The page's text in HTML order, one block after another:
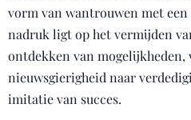
vorm van wantrouwen met een
nadruk ligt op het vermijden
ontdekken van mogelijkheden,
nieuwsgierigheid naar
imitatie van succes.